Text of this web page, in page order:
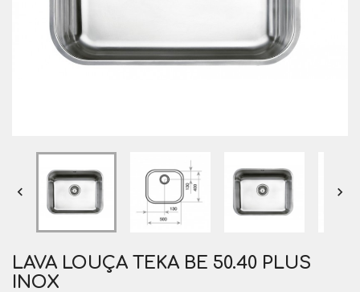
 
LAVA LOUÇA TEKA BE 50.40 PLUS
INOX